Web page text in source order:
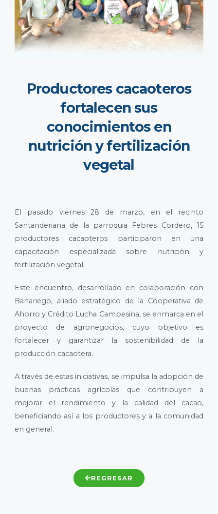
Productores cacaoteros
fortalecen sus
conocimientos en
nutrición y fertilización
vegetal
El pasado viernes 28 de marzo, en el recinto
Santanderiana de la parroquia Febres Cordero, 15
productores cacaoteros participaron en una
capacitación especializada sobre nutrición y
fertilización vegetal.
Este encuentro, desarrollado en colaboración con
Banariego, aliado estratégico de la Cooperativa de
Ahorro y Crédito Lucha Campesina, se enmarca en el
proyecto de agronegocios, cuyo objetivo es
fortalecer y garantizar la sostenibilidad de la
producción cacaotera.
A través de estas iniciativas, se impulsa la adopción de
buenas prácticas agrícolas que contribuyen a
mejorar el rendimiento y la calidad del cacao,
beneficiando así a los productores y a la comunidad
en general.
REGRESAR